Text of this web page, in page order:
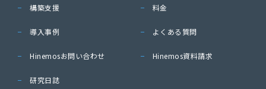
構築支援 料金
導入事例 よくある質問
Hinemosお問い合わせ Hinemos資料請求
研究日誌